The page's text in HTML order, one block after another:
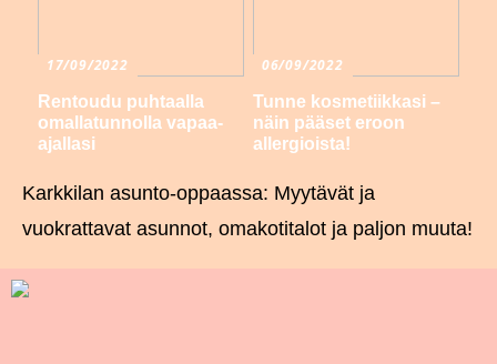
17/09/2022
Rentoudu puhtaalla
omallatunnolla vapaa-
ajallasi
06/09/2022
Tunne kosmetiikkasi –
näin pääset eroon
allergioista!
Karkkilan asunto-oppaassa: Myytävät ja
vuokrattavat asunnot, omakotitalot ja paljon muuta!